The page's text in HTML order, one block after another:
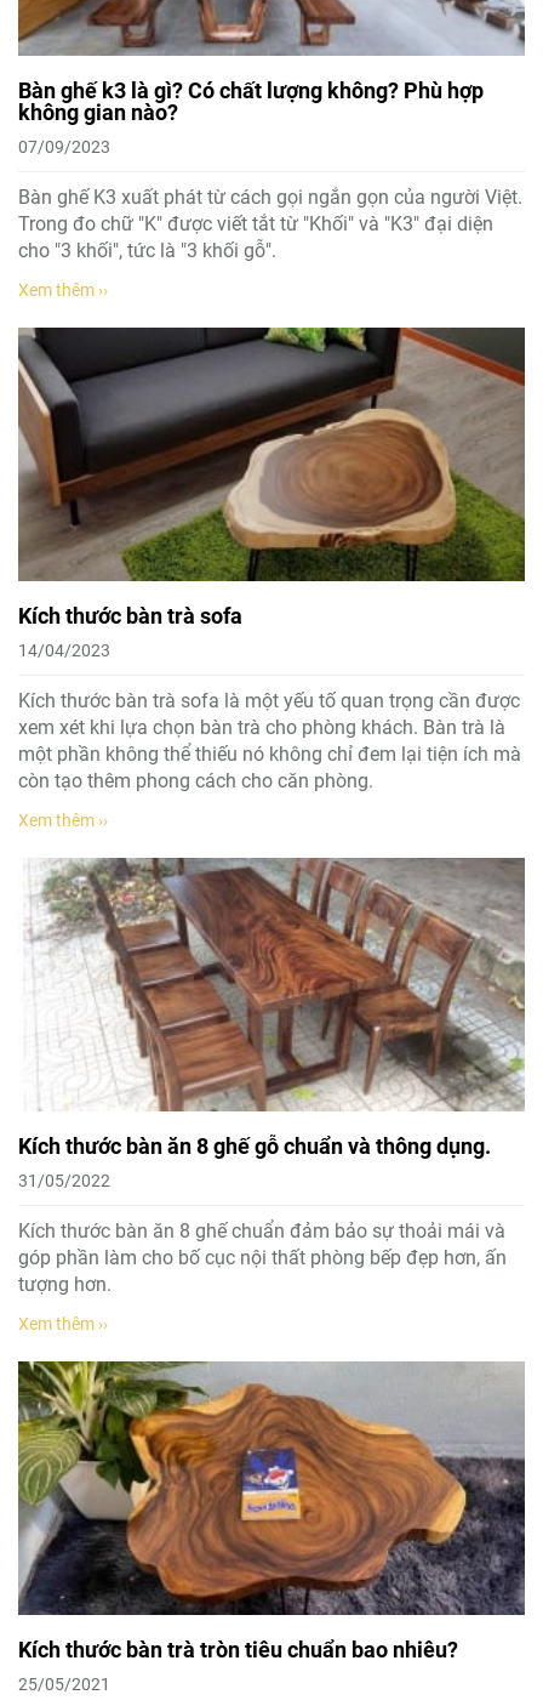
Bàn ghế k3 là gì? Có chất lượng không? Phù hợp
không gian nào?
07/09/2023
Bàn ghế K3 xuất phát từ cách gọi ngắn gọn của người Việt.
Trong đo chữ "K" được viết tắt từ "Khối" và "K3" đại diện
cho "3 khối", tức là "3 khối gỗ".
Xem thêm ››
Kích thước bàn trà sofa
14/04/2023
Kích thước bàn trà sofa là một yếu tố quan trọng cần được
xem xét khi lựa chọn bàn trà cho phòng khách. Bàn trà là
một phần không thể thiếu nó không chỉ đem lại tiện ích mà
còn tạo thêm phong cách cho căn phòng.
Xem thêm ››
Kích thước bàn ăn 8 ghế gỗ chuẩn và thông dụng.
31/05/2022
Kích thước bàn ăn 8 ghế chuẩn đảm bảo sự thoải mái và
góp phần làm cho bố cục nội thất phòng bếp đẹp hơn, ấn
tượng hơn.
Xem thêm ››
Kích thước bàn trà tròn tiêu chuẩn bao nhiêu?
25/05/2021